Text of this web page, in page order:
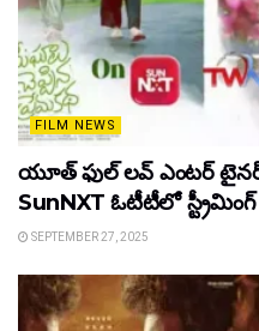
FILM NEWS
యూత్ ఫుల్ లవ్ ఎంటర్
SunNXT ఓటీటీలో స్ట్రీమింగ్
SEPTEMBER 27, 2025